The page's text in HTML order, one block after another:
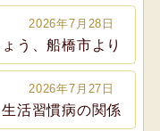
2026年7月28日
う、船橋市より
2026年7月27日
活習慣病の関係